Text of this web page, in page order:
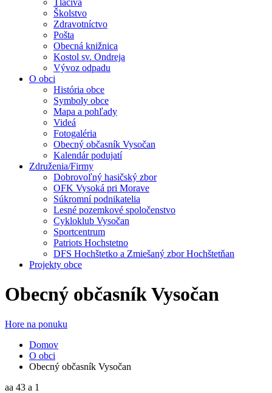
Tlačivá
Školstvo
Zdravotníctvo
Pošta
Obecná knižnica
Kostol sv. Ondreja
Vývoz odpadu
O obci
História obce
Symboly obce
Mapa a pohľady
Videá
Fotogaléria
Obecný občasník Vysočan
Kalendár podujatí
Združenia/Firmy
Dobrovoľný hasičský zbor
OFK Vysoká pri Morave
Súkromní podnikatelia
Lesné pozemkové spoločenstvo
Cykloklub Vysočan
Sportcentrum
Patriots Hochstetno
DFS Hochštetko a Zmiešaný zbor Hochštetňan
Projekty obce
Obecný občasník Vysočan
Hore na ponuku
Domov
O obci
Obecný občasník Vysočan
aa 43 a 1